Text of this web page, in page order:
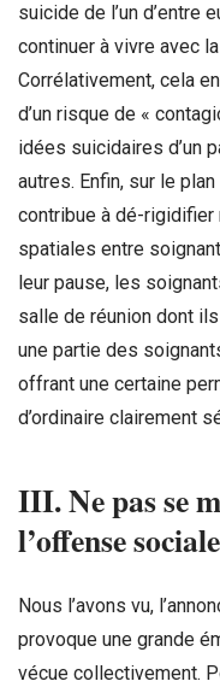
suicide de l’un d’entre
continuer à vivre avec
Corrélativement, cela
d’un risque de «
idées suicidaires d’un
autres. Enfin, sur le
contribue à dé-
spatiales entre
leur pause, les
salle de réunion dont
une partie des
offrant une certaine
d’ordinaire clairement
III. Ne pas se
l’offense
Nous l’avons vu,
provoque une grande
vécue collectivement.